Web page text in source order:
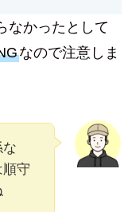
なかったとして
なので注意しま
順守